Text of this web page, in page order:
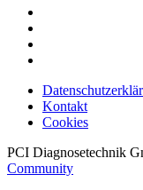
Kontakt
Cookies
PCI Diagnosetechnik
Community